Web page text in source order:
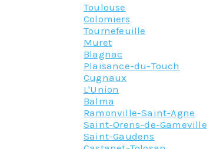
Toulouse
Colomiers
Tournefeuille
Muret
Blagnac
Plaisance-du-Touch
Cugnaux
L'Union
Balma
Ramonville-Saint-Agne
Saint-Orens-de-Gameville
Saint-Gaudens